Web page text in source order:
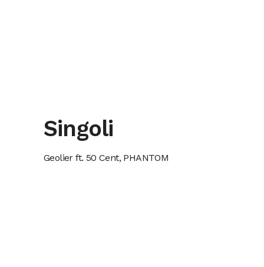
Singoli
Geolier ft. 50 Cent, PHANTOM